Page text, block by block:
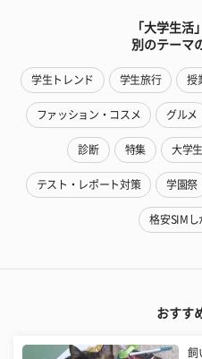
「大学生活
別のテーマ
学生トレンド 学生旅行 授
ファッション・コスメ グルメ
診断 特集 大学
テスト・レポート対策 学園祭
格安SIMし
おすす
飼